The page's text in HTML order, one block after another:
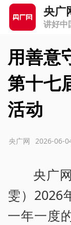
央广
讲好中
用善意
第十七
活动
2026-06-
央广网
央广
雯）2026
一年一度